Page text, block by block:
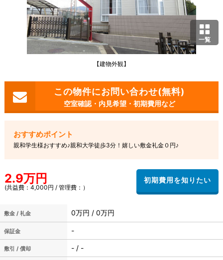
一覧
【建物外観】
空室確認・内見希望・初期費用など
親和学生様おすすめ♪親和大学徒歩3分！嬉しい敷金礼金０円♪
2.9万円
(共益費：4,000円 / 管理費：）
敷金 / 礼金 0万円 / 0万円
保証金 -
敷引 / 償却 - / -